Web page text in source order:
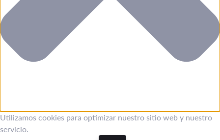
Utilizamos cookies para optimizar nuestro sitio web y nuestro
servicio.